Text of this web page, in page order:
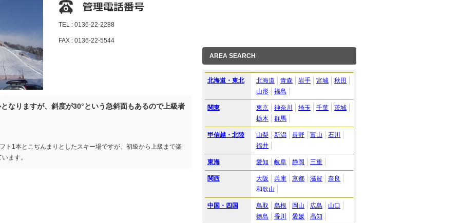
TEL : 0136-22-2288
FAX : 0136-22-5544
なりますが、斜度が30°という急斜面もあるので上級者
ト1本とこぢんまりとしたスキー場ですが、初級から上級まで楽
ます。
AREA SEARCH
北海道・東北 北海道 青森 岩手 宮城
秋田
山形
福島
関東 東京 神奈川 埼玉 千葉
茨城
栃木
群馬
甲信越・北陸 山梨 新潟 長野 富山
石川
福井
東海 愛知 岐阜 静岡 三重
関西 大阪 兵庫 京都 滋賀
奈良
和歌山
中国・四国 鳥取 島根 岡山 広島
山口
徳島
香川 愛媛 高知